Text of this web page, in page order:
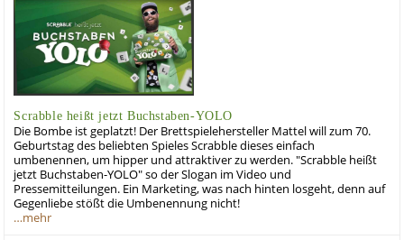
Scrabble heißt jetzt Buchstaben-YOLO
Die Bombe ist geplatzt! Der Brettspielehersteller Mattel will zum 70.
Geburtstag des beliebten Spieles Scrabble dieses einfach
umbenennen, um hipper und attraktiver zu werden. "Scrabble heißt
jetzt Buchstaben-YOLO" so der Slogan im Video und
Pressemitteilungen. Ein Marketing, was nach hinten losgeht, denn auf
Gegenliebe stößt die Umbenennung nicht!
…mehr